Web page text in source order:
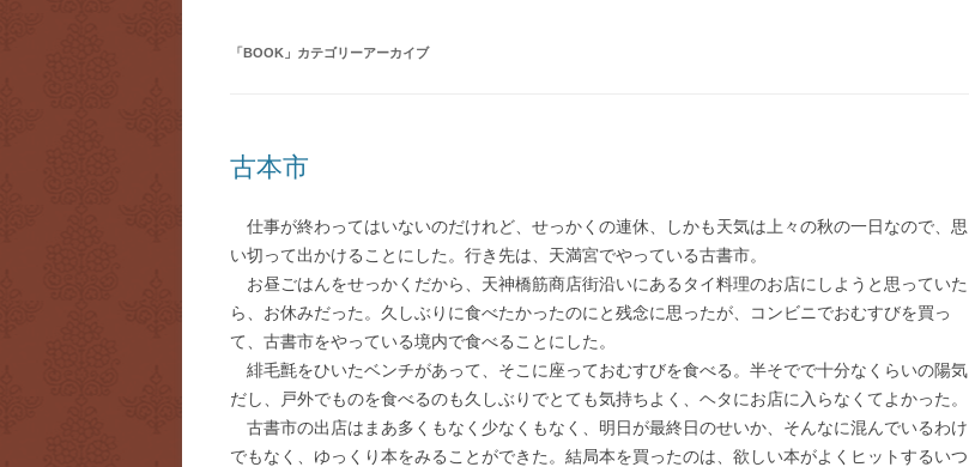
「BOOK 」カテゴリーアーカイブ
古本市
仕事が終わってはいないのだけれど、せっかくの連休、しかも天気は上々の秋の一日なので、思
い切って出かけることにした。行き先は、天満宮でやっている古書市。
お昼ごはんをせっかくだから、天神橋筋商店街沿いにあるタイ料理のお店にしようと思っていた
ら、お休みだった。久しぶりに食べたかったのにと残念に思ったが、コンビニでおむすびを買っ
て、古書市をやっている境内で食べることにした。
緋毛氈をひいたベンチがあって、そこに座っておむすびを食べる。半そでで十分なくらいの陽気
だし、戸外でものを食べるのも久しぶりでとても気持ちよく、ヘタにお店に入らなくてよかった。
古書市の出店はまあ多くもなく少なくもなく、明日が最終日のせいか、そんなに混んでいるわけ
でもなく、ゆっくり本をみることができた。結局本を買ったのは、欲しい本がよくヒットするいつ